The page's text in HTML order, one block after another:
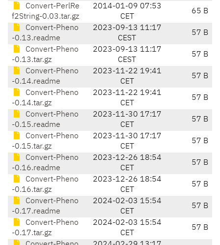
Convert-PerlRe
f2String-0.03.tar.gz
2014-01-09 07:53
CET
65 B
Convert-Pheno
-0.13.readme
2023-09-13 11:17
CEST
57 B
Convert-Pheno
-0.13.tar.gz
2023-09-13 11:17
CEST
57 B
Convert-Pheno
-0.14.readme
2023-11-22 19:41
CET
57 B
Convert-Pheno
-0.14.tar.gz
2023-11-22 19:41
CET
57 B
Convert-Pheno
-0.15.readme
2023-11-30 17:17
CET
57 B
Convert-Pheno
-0.15.tar.gz
2023-11-30 17:17
CET
57 B
Convert-Pheno
-0.16.readme
2023-12-26 18:54
CET
57 B
Convert-Pheno
-0.16.tar.gz
2023-12-26 18:54
CET
57 B
Convert-Pheno
-0.17.readme
2024-02-03 15:54
CET
57 B
Convert-Pheno
-0.17.tar.gz
2024-02-03 15:54
CET
57 B